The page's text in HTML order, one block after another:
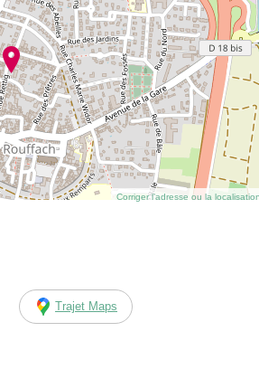
Corriger l’adresse ou la localisation
Trajet Maps